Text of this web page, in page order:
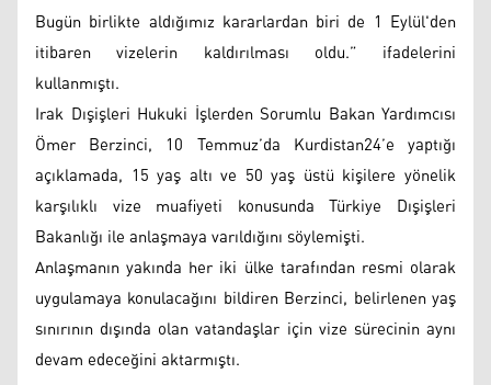
Bugün birlikte aldığımız kararlardan biri de 1 Eylül'den
itibaren vizelerin kaldırılması oldu.” ifadelerini
kullanmıştı.
Irak Dışişleri Hukuki İşlerden Sorumlu Bakan Yardımcısı
Ömer Berzinci, 10 Temmuz’da Kurdistan24’e yaptığı
açıklamada, 15 yaş altı ve 50 yaş üstü kişilere yönelik
karşılıklı vize muafiyeti konusunda Türkiye Dışişleri
Bakanlığı ile anlaşmaya varıldığını söylemişti.
Anlaşmanın yakında her iki ülke tarafından resmi olarak
uygulamaya konulacağını bildiren Berzinci, belirlenen yaş
sınırının dışında olan vatandaşlar için vize sürecinin aynı
devam edeceğini aktarmıştı.